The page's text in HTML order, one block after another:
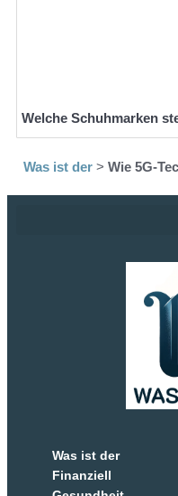
Welche Schuhmarken
Was ist der > Wie 5G-
Was ist der
Finanziell